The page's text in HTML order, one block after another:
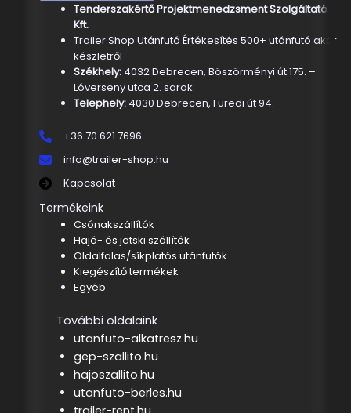
Tenderszakértő Projektmenedzsment Szolgáltató
Kft.
Trailer Shop Utánfutó Értékesítés 500+ utánfutó akár
készletről
Székhely: 4032 Debrecen, Böszörményi út 175. –
Lóverseny utca 2. sarok
Telephely:4030 Debrecen, Füredi út 94.
+36 70 621 7696
info@trailer-shop.hu
Kapcsolat
Termékeink
Csónakszállítók
Hajó- és jetski szállítók
Oldalfalas/síkplatós utánfutók
Kiegészítő termékek
Egyéb
További oldalaink
utanfuto-alkatresz.hu
gep-szallito.hu
hajoszallito.hu
utanfuto-berles.hu